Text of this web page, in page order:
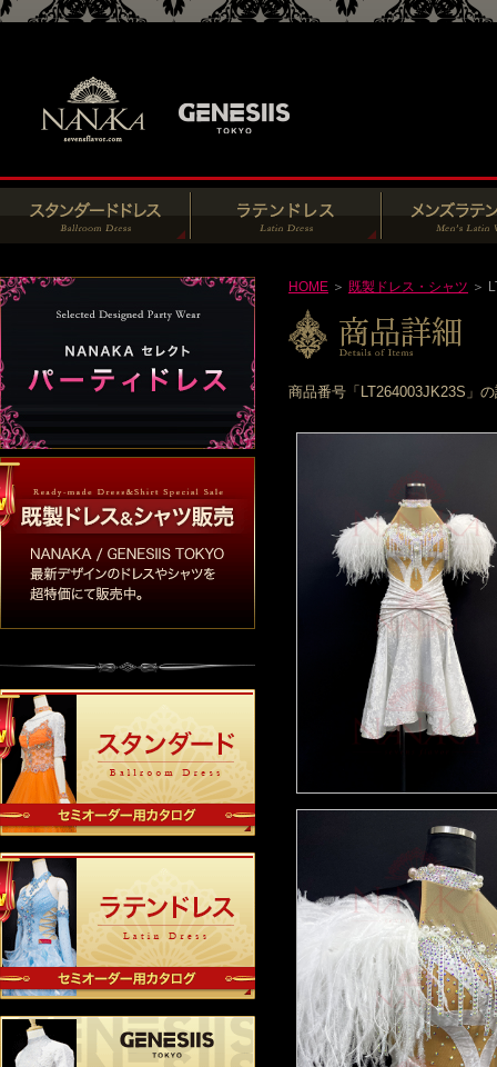
HOME ＞ 既製ドレス・シャツ ＞
商品番号「LT264003JK23S」